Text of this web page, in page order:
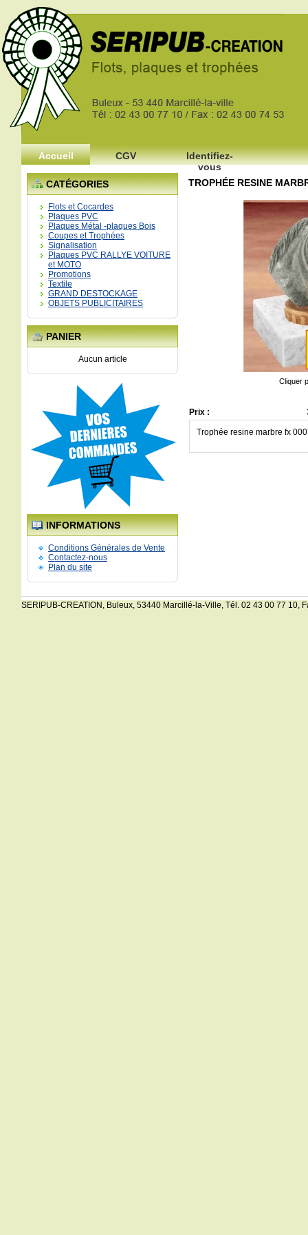
Accueil CGV
Identifiez-
vous
CATÉGORIES
Flots et Cocardes
Plaques PVC
Plaques Métal -plaques Bois
Coupes et Trophées
Signalisation
Plaques PVC RALLYE VOITURE
et MOTO
Promotions
Textile
GRAND DESTOCKAGE
OBJETS PUBLICITAIRES
PANIER
Aucun article
INFORMATIONS
Conditions Générales de Vente
Contactez-nous
Plan du site
TROPHÉE RESINE
Cliquer
Prix :
Trophée resine marbre fx
SERIPUB-CREATION, Buleux, 53440 Marcillé-la-Ville, Tél. 02 43 00 77 10,